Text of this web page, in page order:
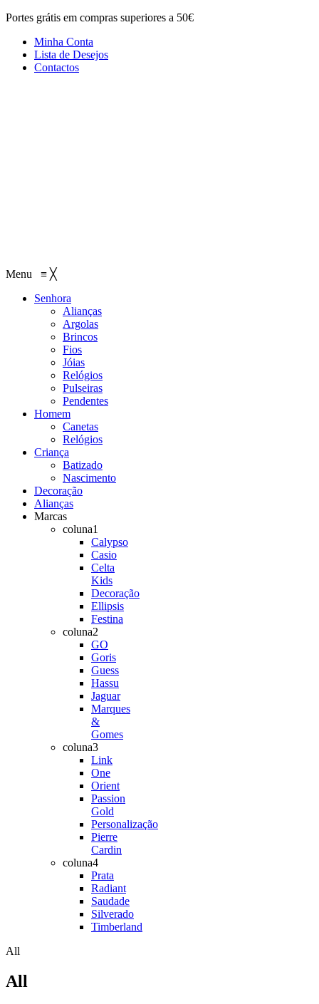
Portes grátis em compras superiores a 50€
Minha Conta
Lista de Desejos
Contactos
Menu ≡ ╳
Senhora
Alianças
Argolas
Brincos
Fios
Jóias
Relógios
Pulseiras
Pendentes
Homem
Canetas
Relógios
Criança
Batizado
Nascimento
Decoração
Alianças
Marcas
coluna1
Calypso
Casio
Celta
Kids
Decoração
Ellipsis
Festina
coluna2
GO
Goris
Guess
Hassu
Jaguar
Marques
&
Gomes
coluna3
Link
One
Orient
Passion
Gold
Personalização
Pierre
Cardin
coluna4
Prata
Radiant
Saudade
Silverado
Timberland
All
All